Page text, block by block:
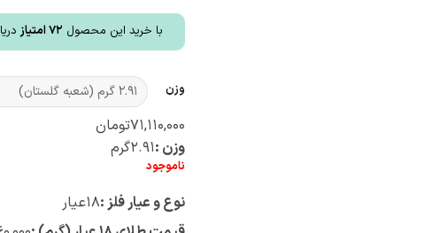
با خرید این محصول 72امتیاز
وزن
۷۱,۱۱۰,۰۰۰تومان
وزن :۲.۹۱گرم
ناموجود
نوع و عیار فلز :۱۸عیار